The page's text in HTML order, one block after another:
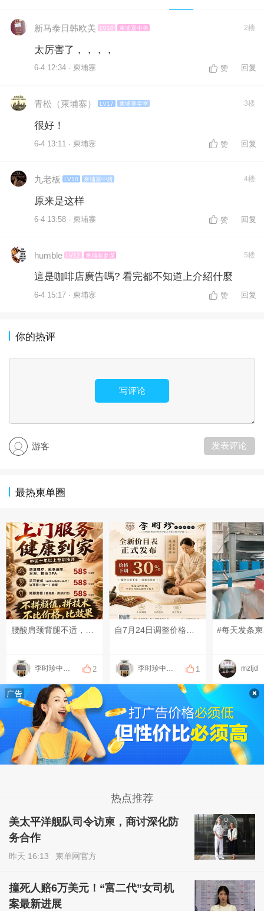
新马泰日韩欧美 LV10 柬埔寨中将 2楼
太厉害了，，，，
6-4 12:34 · 柬埔寨 赞 回复
青松（柬埔寨） LV17 柬埔寨皇室 3楼
很好！
6-4 13:11 · 柬埔寨 赞 回复
九老板 LV10 柬埔寨中将 4楼
原来是这样
6-4 13:58 · 柬埔寨 赞 回复
humble LV12 柬埔寨参谋 5楼
這是咖啡店廣告嗎? 看完都不知道上介紹什麼
6-4 15:17 · 柬埔寨 赞 回复
你的热评
写评论
游客 发表评论
最热柬单圈
李时珍中医理疗 2 李时珍中医理疗 1
#每天发条
mzljd
热点推荐
美太平洋舰队司令访柬，商讨深化防
务合作
昨天 16:13 柬单网官方
撞死人赔6万美元！“富二代”女司机
案最新进展